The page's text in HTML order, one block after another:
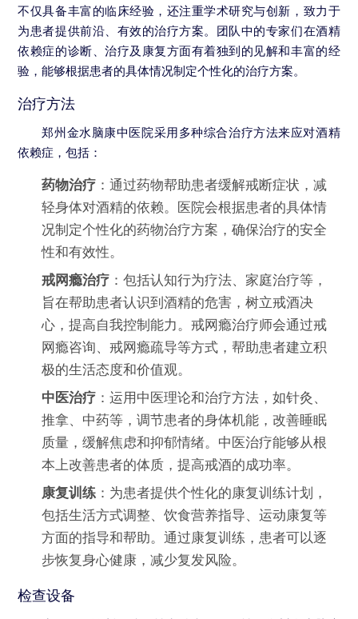
不仅具备丰富的临床经验，还注重学术研究与创新，致力于
为患者提供前沿、有效的治疗方案。团队中的专家们在酒精
依赖症的诊断、治疗及康复方面有着独到的见解和丰富的经
验，能够根据患者的具体情况制定个性化的治疗方案。
治疗方法
郑州金水脑康中医院采用多种综合治疗方法来应对酒精
依赖症，包括：
药物治疗 ：通过药物帮助患者缓解戒断症状，减
轻身体对酒精的依赖。医院会根据患者的具体情
况制定个性化的药物治疗方案，确保治疗的安全
性和有效性。
戒网瘾治疗 ：包括认知行为疗法、家庭治疗等，
旨在帮助患者认识到酒精的危害，树立戒酒决
心，提高自我控制能力。戒网瘾治疗师会通过戒
网瘾咨询、戒网瘾疏导等方式，帮助患者建立积
极的生活态度和价值观。
中医治疗 ：运用中医理论和治疗方法，如针灸、
推拿、中药等，调节患者的身体机能，改善睡眠
质量，缓解焦虑和抑郁情绪。中医治疗能够从根
本上改善患者的体质，提高戒酒的成功率。
康复训练 ：为患者提供个性化的康复训练计划，
包括生活方式调整、饮食营养指导、运动康复等
方面的指导和帮助。通过康复训练，患者可以逐
步恢复身心健康，减少复发风险。
检查设备